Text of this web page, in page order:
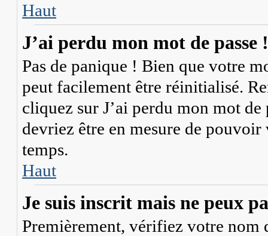
Haut
J’ai perdu mon mot de passe !
Pas de panique ! Bien que votre
peut facilement être réinitialisé.
cliquez sur J’ai perdu mon mot de
devriez être en mesure de
temps.
Haut
Je suis inscrit mais ne peux
Premièrement, vérifiez votre nom